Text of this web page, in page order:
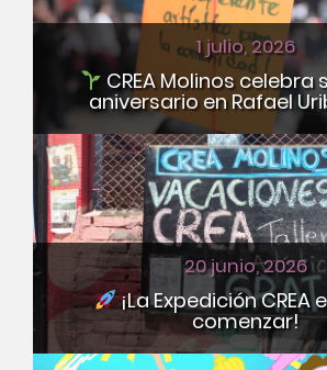
1 julio, 2026
CREA Molinos celebra
aniversario en Rafael
20 junio, 2026
¡La Expedición CREA
comenzar!